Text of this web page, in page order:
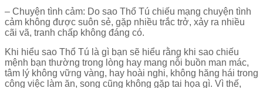
– Chuyện tình cảm: Do sao Thổ Tú chiếu mạng chuyện tình
cảm không được suôn sẻ, gặp nhiều trắc trở, xảy ra nhiều
cãi vã, tranh chấp không đáng có.
Khi hiểu sao Thổ Tú là gì bạn sẽ hiểu rằng khi sao chiếu
mệnh bạn thường trong lòng hay mang nỗi buồn man mác,
tâm lý không vững vàng, hay hoài nghi, không hăng hái trong
công việc làm ăn, song cũng không gặp tai họa gì. Vì thế,